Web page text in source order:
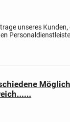
unseres Kunden,